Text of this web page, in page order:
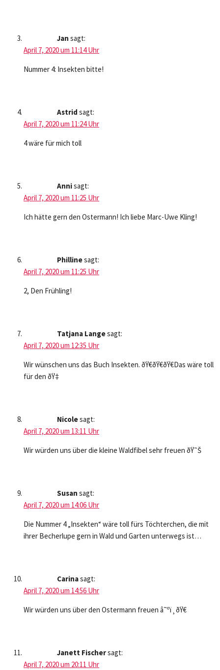
Jan sagt:
April 7, 2020 um 11:14 Uhr
Nummer 4: Insekten bitte!
Astrid sagt:
April 7, 2020 um 11:24 Uhr
4 wäre für mich toll
Annisagt:
April 7, 2020 um 11:25 Uhr
Ich hätte gern den Ostermann! Ich liebe Marc-Uwe Kling!
Phillinesagt:
April 7, 2020 um 11:25 Uhr
2, Den Frühling!
Tatjana Langesagt:
April 7, 2020 um 12:35 Uhr
Wir wünschen uns das Buch Insekten. ðŸ€ðŸ€ðŸ€Das wäre toll
für den ðŸ‡
Nicolesagt:
April 7, 2020 um 13:11 Uhr
Wir würden uns über die kleine Waldfibel sehr freuen ðŸ˜Š
Susan sagt:
April 7, 2020 um 14:06 Uhr
Die Nummer 4 „Insekten“ wäre toll fürs Töchterchen, die mit
ihrer Becherlupe gern in Wald und Garten unterwegs ist…
Carinasagt:
April 7, 2020 um 14:56 Uhr
Wir würden uns über den Ostermann freuen â˜ºï¸ðŸ€
Janett Fischersagt:
April 7, 2020 um 20:11 Uhr